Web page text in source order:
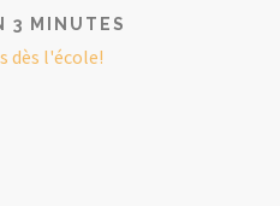
3 MINUTES
dès l'école!